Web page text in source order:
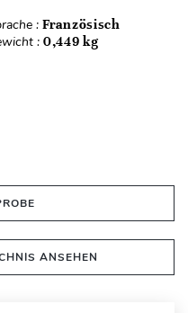
: Französisch
: 0,449 kg
ANSEHEN